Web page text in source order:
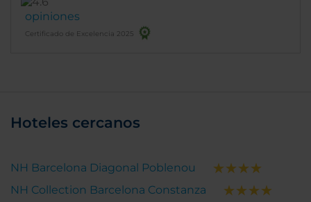
opiniones
Certificado de Excelencia 2025
Hoteles cercanos
NH Barcelona Diagonal Poblenou
NH Collection Barcelona Constanza